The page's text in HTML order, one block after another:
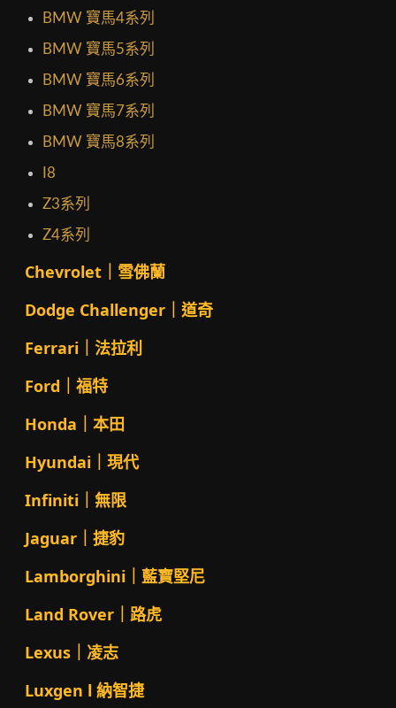
BMW 寶馬4系列
BMW 寶馬5系列
BMW 寶馬6系列
BMW 寶馬7系列
BMW 寶馬8系列
I8
Z3系列
Z4系列
Chevrolet｜雪佛蘭
Dodge Challenger｜道奇
Ferrari｜法拉利
Ford｜福特
Honda｜本田
Hyundai｜現代
Infiniti｜無限
Jaguar｜捷豹
Lamborghini｜藍寶堅尼
Land Rover｜路虎
Lexus｜凌志
Luxgen l 納智捷